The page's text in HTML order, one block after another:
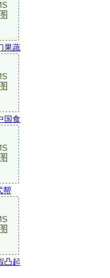
果蔬
国食
帮
凸起